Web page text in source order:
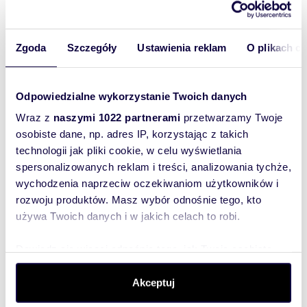
Zgoda Szczegóły Ustawienia reklam O plikach
Odpowiedzialne wykorzystanie Twoich danych
Wraz z naszymi 1022 partnerami przetwarzamy Twoje
osobiste dane, np. adres IP, korzystając z takich
technologii jak pliki cookie, w celu wyświetlania
spersonalizowanych reklam i treści, analizowania tychże,
wychodzenia naprzeciw oczekiwaniom użytkowników i
rozwoju produktów. Masz wybór odnośnie tego, kto
używa Twoich danych i w jakich celach to robi.
dane są przetwarzane oraz ustaw własne preferencje w
. W Deklaracji plików cookie możesz
zmienić lub wycofać swoją zgodę w dowolnej chwili.
Akceptuj
440 000 zł
lokal użytkowy Wejherowo, gen.
Władysława Sikorskiego
Oferta, którą oglądasz jest dostępna TYLKO W
NASZYM BIURZE i została dokładnie sprawdzona
pod względem formalno-prawnym.Na sprze...